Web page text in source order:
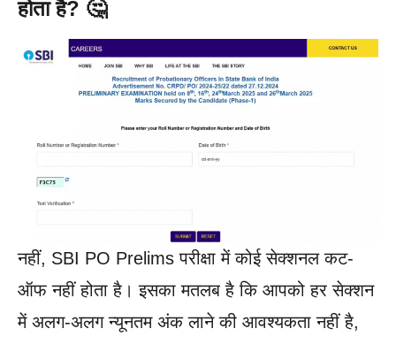
होता है? 🤔
नहीं, SBI PO Prelims परीक्षा में कोई सेक्शनल कट-
ऑफ नहीं होता है। इसका मतलब है कि आपको हर सेक्शन
में अलग-अलग न्यूनतम अंक लाने की आवश्यकता नहीं है,